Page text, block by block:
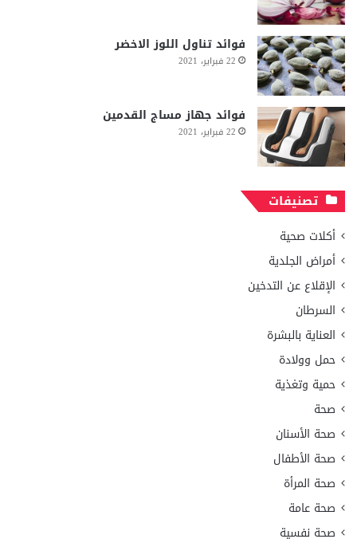
فوائد تناول اللوز الاخضر
22 فبراير، 2021
فوائد جهاز مساج القدمين
22 فبراير، 2021
تصنيفات
أكلات صحية
أمراض الجلدية
الإقلاع عن التدخين
السرطان
العناية بالبشرة
حمل وولادة
حمية وتغذية
صحة
صحة الأسنان
صحة الأطفال
صحة المرأة
صحة عامة
صحة نفسية